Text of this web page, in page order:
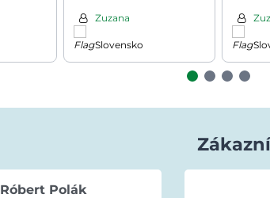
čiernaZuzana
Slovensko
Róbert Polák